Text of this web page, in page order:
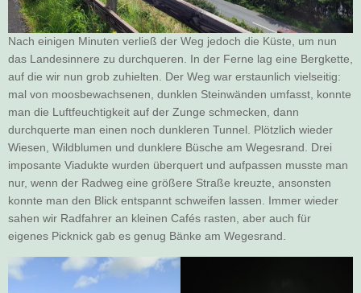
Nach einigen Minuten verließ der Weg jedoch die Küste, um nun
das Landesinnere zu durchqueren. In der Ferne lag eine Bergkette,
auf die wir nun grob zuhielten. Der Weg war erstaunlich vielseitig:
mal von moosbewachsenen, dunklen Steinwänden umfasst, konnte
man die Luftfeuchtigkeit auf der Zunge schmecken, dann
durchquerte man einen noch dunkleren Tunnel. Plötzlich wieder
Wiesen, Wildblumen und dunklere Büsche am Wegesrand. Drei
imposante Viadukte wurden überquert und aufpassen musste man
nur, wenn der Radweg eine größere Straße kreuzte, ansonsten
konnte man den Blick entspannt schweifen lassen. Immer wieder
sahen wir Radfahrer an kleinen Cafés rasten, aber auch für
eigenes Picknick gab es genug Bänke am Wegesrand.